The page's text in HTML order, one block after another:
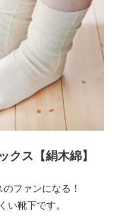
クス【絹木綿】
ファンになる！
い靴下です。